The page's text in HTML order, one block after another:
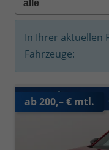
In Ihrer aktuellen
Fahrzeuge:
ab 200,– € mtl.